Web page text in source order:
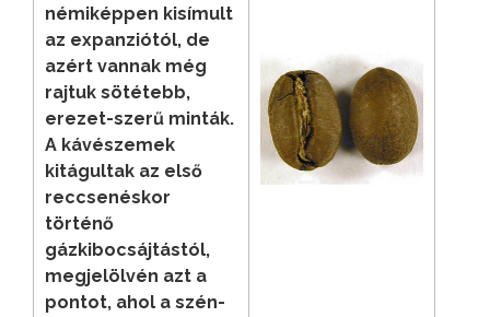
némiképpen kisímult
az expanziótól, de
azért vannak még
rajtuk sötétebb,
erezet-szerű minták.
A kávészemek
kitágultak az első
reccsenéskor
történő
gázkibocsájtástól,
megjelölvén azt a
pontot, ahol a szén-